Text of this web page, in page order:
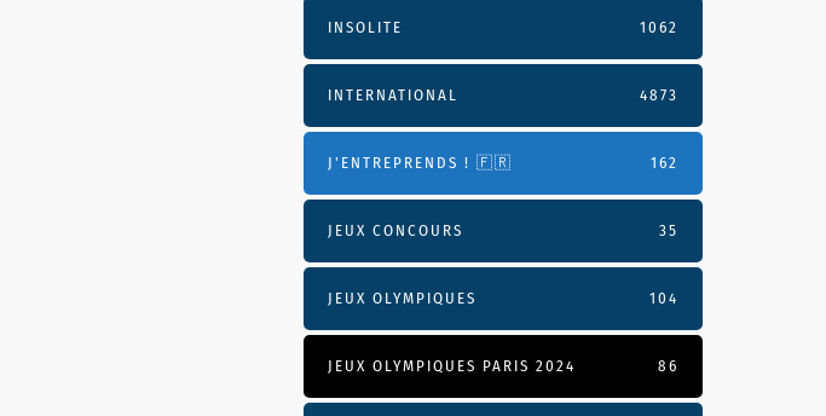
INSOLITE 1062
INTERNATIONAL 4873
J'ENTREPRENDS ! 🇫🇷 162
JEUX CONCOURS 35
JEUX OLYMPIQUES 104
JEUX OLYMPIQUES PARIS 2024 86